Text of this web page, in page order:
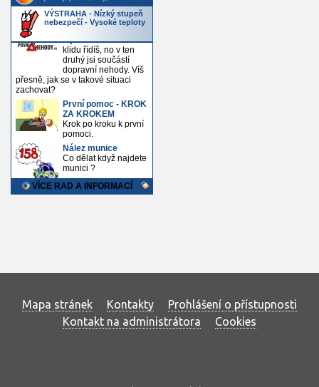
Mapa stránek Kontakty
Prohlášení o přístupnosti
Kontakt na administrátora
Cookies